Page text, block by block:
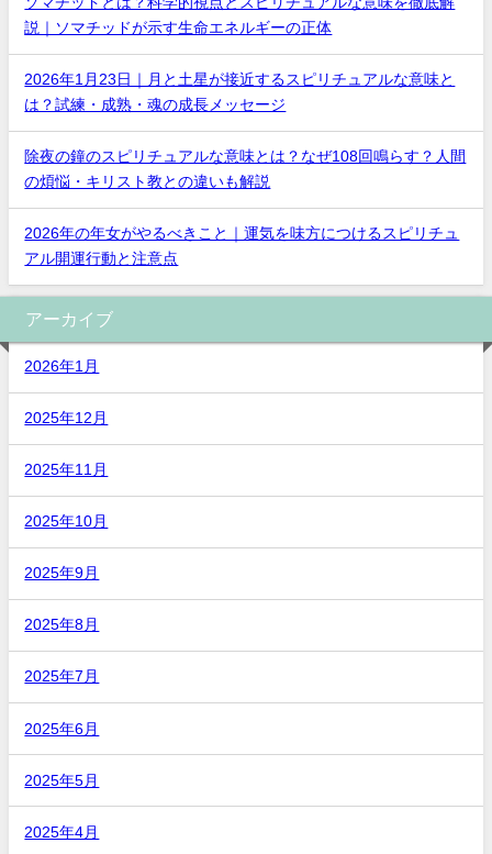
説｜ソマチッドが示す生命エネルギーの正体
2026年1月23日｜月と土星が接近するスピリチュアルな意味と
は？試練・成熟・魂の成長メッセージ
除夜の鐘のスピリチュアルな意味とは？なぜ108回鳴らす？人間
の煩悩・キリスト教との違いも解説
2026年の年女がやるべきこと｜運気を味方につけるスピリチュ
アル開運行動と注意点
アーカイブ
2026年1月
2025年12月
2025年11月
2025年10月
2025年9月
2025年8月
2025年7月
2025年6月
2025年5月
2025年4月